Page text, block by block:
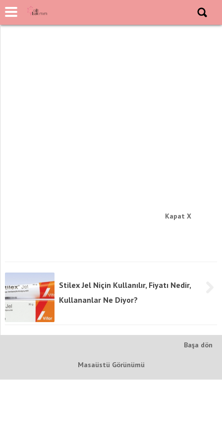
Stilex Jel Niçin Kullanılır, Fiyatı Nedir,
Kullananlar Ne Diyor?
Başa dön
Masaüstü Görünümü
Kapat X